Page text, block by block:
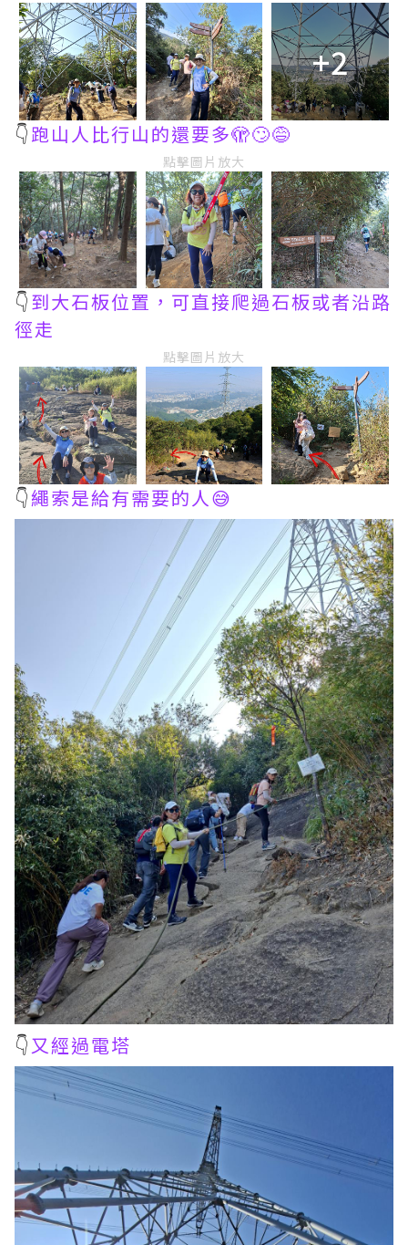
+2
👇跑山人比行山的還要多🫣🙄😅
點擊圖片放大
👇到大石板位置，可直接爬過石板或者沿路
徑走
點擊圖片放大
👇繩索是給有需要的人😅
👇又經過電塔